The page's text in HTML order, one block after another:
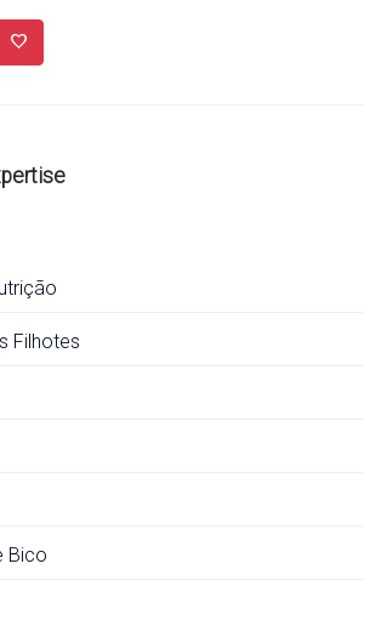
favorite
Filhotes
Bico